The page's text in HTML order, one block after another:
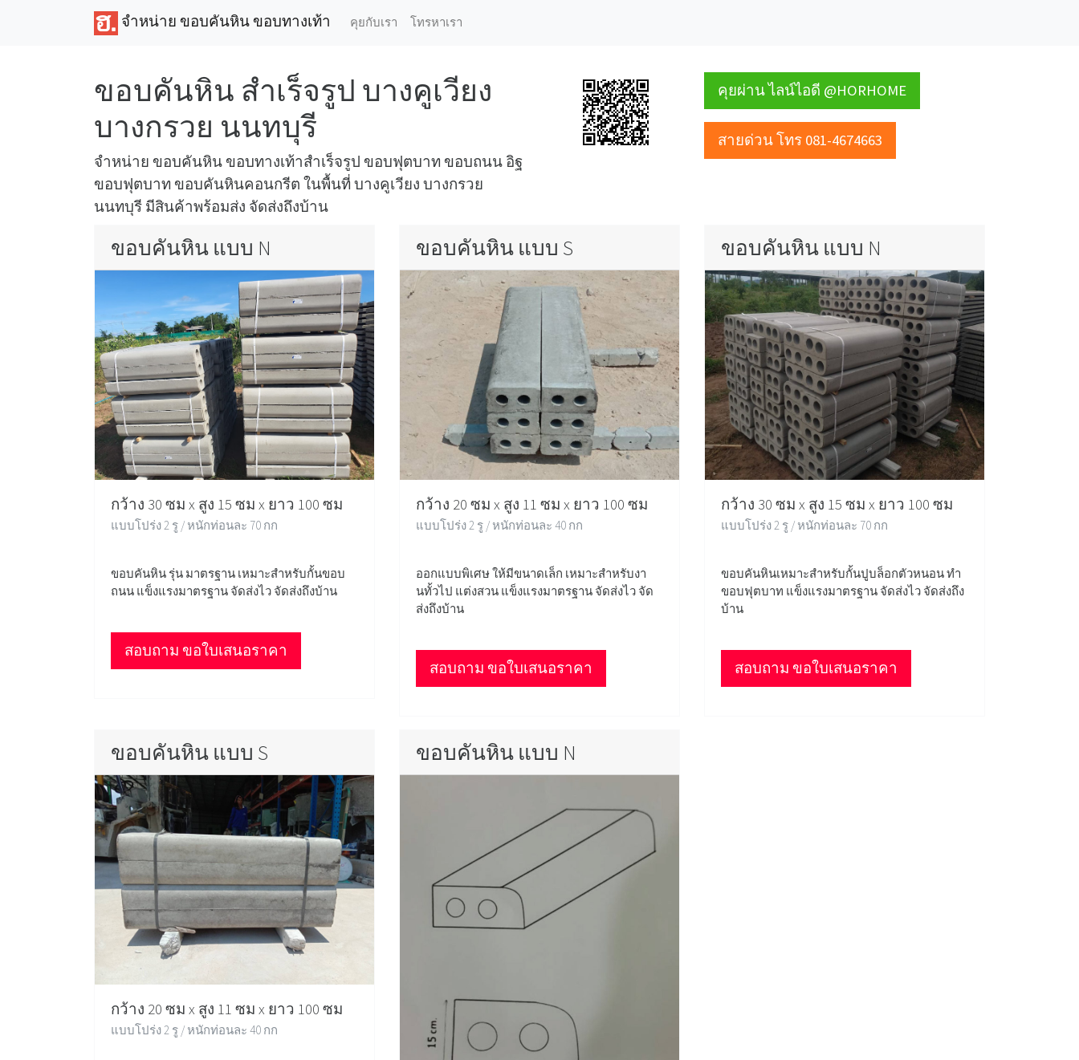
จำหน่าย ขอบคันหิน ขอบทางเท้า คุยกับเรา โทรหาเรา
ขอบคันหิน สำเร็จรูป บางคูเวียง
บางกรวย นนทบุรี
จำหน่าย ขอบคันหิน ขอบทางเท้าสำเร็จรูป ขอบฟุตบาท ขอบถนน อิฐ
ขอบฟุตบาท ขอบคันหินคอนกรีต ในพื้นที่ บางคูเวียง บางกรวย
นนทบุรี มีสินค้าพร้อมส่ง จัดส่งถึงบ้าน
คุยผ่าน ไลน์ไอดี @HORHOME
สายด่วน โทร 081-4674663
ขอบคันหิน แบบ N
กว้าง 30 ซม x สูง 15 ซม x ยาว 100 ซม
แบบโปร่ง 2 รู / หนักท่อนละ 70 กก
ขอบคันหิน รุ่น มาตรฐาน เหมาะสำหรับกั้นขอบ
ถนน แข็งแรงมาตรฐาน จัดส่งไว จัดส่งถึงบ้าน
สอบถาม ขอใบเสนอราคา
ขอบคันหิน แบบ S
กว้าง 20 ซม x สูง 11 ซม x ยาว 100 ซม
แบบโปร่ง 2 รู / หนักท่อนละ 40 กก
ออกแบบพิเศษ ให้มีขนาดเล็ก เหมาะสำหรับงา
นทั้วไป แต่งสวน แข็งแรงมาตรฐาน จัดส่งไว จัด
ส่งถึงบ้าน
สอบถาม ขอใบเสนอราคา
ขอบคันหิน แบบ N
กว้าง 30 ซม x สูง 15 ซม x ยาว 100 ซม
แบบโปร่ง 2 รู / หนักท่อนละ 70 กก
ขอบคันหินเหมาะสำหรับกั้นปูบล็อกตัวหนอน ทำ
ขอบฟุตบาท แข็งแรงมาตรฐาน จัดส่งไว จัดส่งถึง
บ้าน
สอบถาม ขอใบเสนอราคา
ขอบคันหิน แบบ S
กว้าง 20 ซม x สูง 11 ซม x ยาว 100 ซม
แบบโปร่ง 2 รู / หนักท่อนละ 40 กก
ขอบคันหิน แบบ N